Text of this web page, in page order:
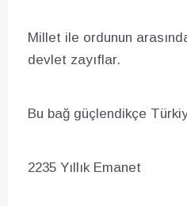
Millet ile ordunun
devlet zayıflar.
Bu bağ güçlendikçe
2235 Yıllık Emanet